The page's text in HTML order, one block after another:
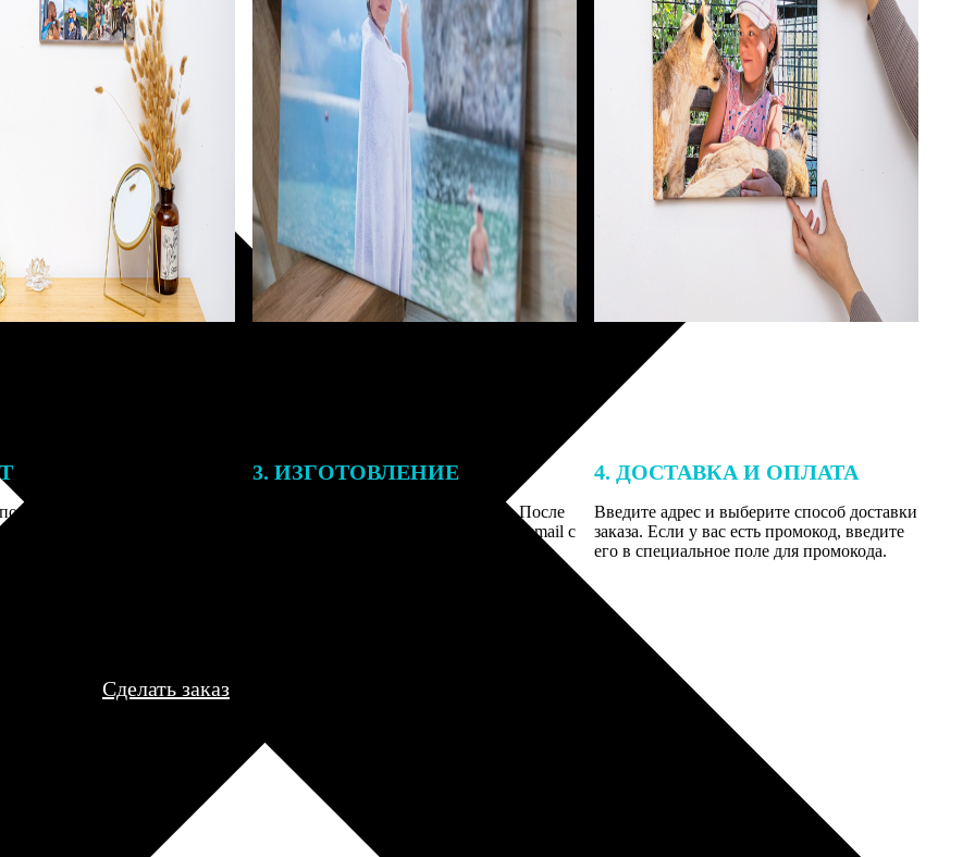
заказа к печати
могут связаться с Вами
телефону или email для
деталей.
3. ИЗГОТОВЛЕНИЕ
Оплатите заказ банковской картой. После
оплаты получите подтверждение на email с
описанием заказа. Когда отправим заказ
4. ДОСТАВКА И ОПЛАТА
Введите адрес и выберите способ доставки
заказа. Если у вас есть промокод, введите
его в специальное поле для промокода.
Сделать заказ